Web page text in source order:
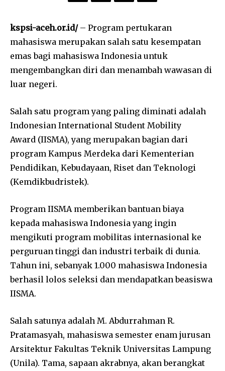
kspsi-aceh.or.id/– Program pertukaran
mahasiswa merupakan salah satu kesempatan
emas bagi mahasiswa Indonesia untuk
mengembangkan diri dan menambah wawasan di
luar negeri.
Salah satu program yang paling diminati adalah
Indonesian International Student Mobility
Award (IISMA), yang merupakan bagian dari
program Kampus Merdeka dari Kementerian
Pendidikan, Kebudayaan, Riset dan Teknologi
(Kemdikbudristek).
Program IISMA memberikan bantuan biaya
kepada mahasiswa Indonesia yang ingin
mengikuti program mobilitas internasional ke
perguruan tinggi dan industri terbaik di dunia.
Tahun ini, sebanyak 1.000 mahasiswa Indonesia
berhasil lolos seleksi dan mendapatkan beasiswa
IISMA.
Salah satunya adalah M. Abdurrahman R.
Pratamasyah, mahasiswa semester enam jurusan
Arsitektur Fakultas Teknik Universitas Lampung
(Unila). Tama, sapaan akrabnya, akan berangkat